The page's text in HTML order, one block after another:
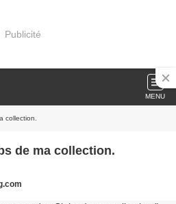
Publicité
MENU
collection.
de ma collection.